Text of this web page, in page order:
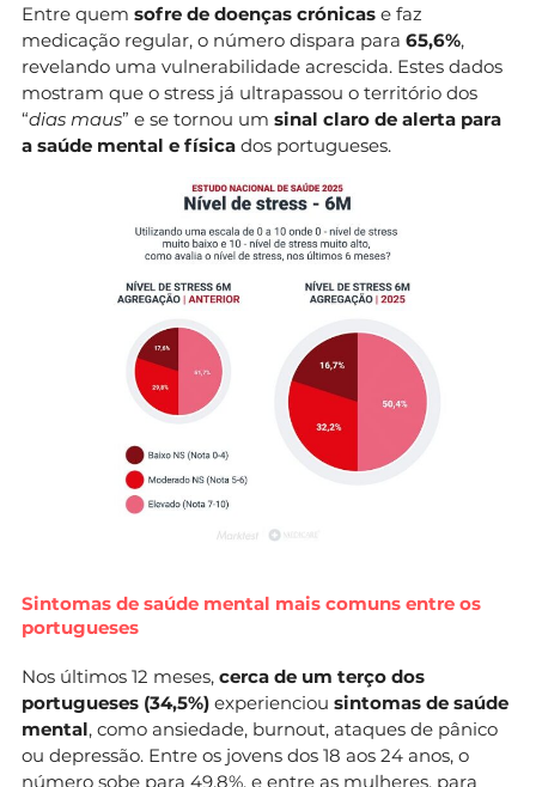
Entre quem sofre de doenças crónicas e faz
medicação regular, o número dispara para 65,6%,
revelando uma vulnerabilidade acrescida. Estes dados
mostram que o stress já ultrapassou o território dos
“dias maus” e se tornou um sinal claro de alerta para
a saúde mental e física dos portugueses.
Sintomas de saúde mental mais comuns entre os
portugueses
Nos últimos 12 meses, cerca de um terço dos
portugueses (34,5%) experienciou sintomas de saúde
mental, como ansiedade, burnout, ataques de pânico
ou depressão. Entre os jovens dos 18 aos 24 anos, o
número sobe para 49,8%, e entre as mulheres, para